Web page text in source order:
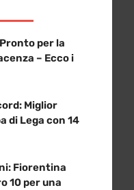
per la
– Ecco i
Miglior
di Lega con 14
Fiorentina
10 per una